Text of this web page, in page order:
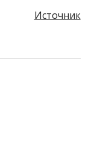
Источник